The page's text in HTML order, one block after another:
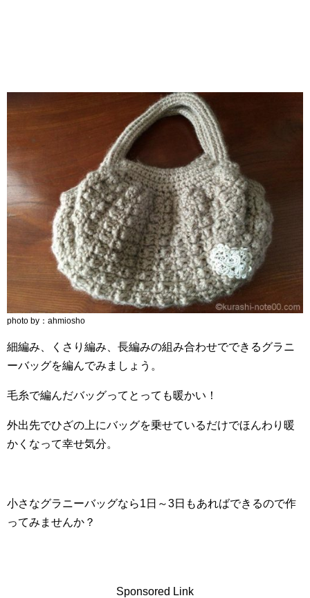
photo by：ahmiosho
細編み、くさり編み、長編みの組み合わせでできるグラニ
ーバッグを編んでみましょう。
毛糸で編んだバッグってとっても暖かい！
外出先でひざの上にバッグを乗せているだけでほんわり暖
かくなって幸せ気分。
小さなグラニーバッグなら1日～3日もあればできるので作
ってみませんか？
Sponsored Link